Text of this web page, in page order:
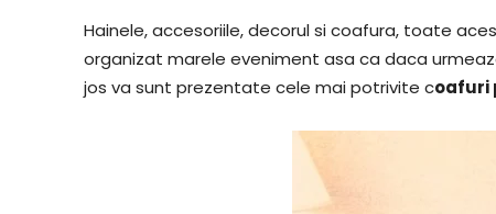
Hainele, accesoriile, decorul si coafura, toate
organizat marele eveniment asa ca daca
jos va sunt prezentate cele mai potrivite coafuri